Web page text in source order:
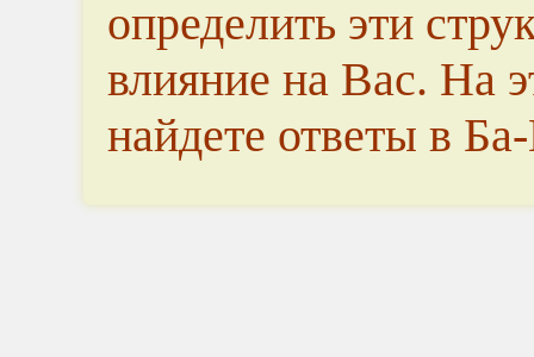
определить эти
влияние на Вас. На
найдете ответы в